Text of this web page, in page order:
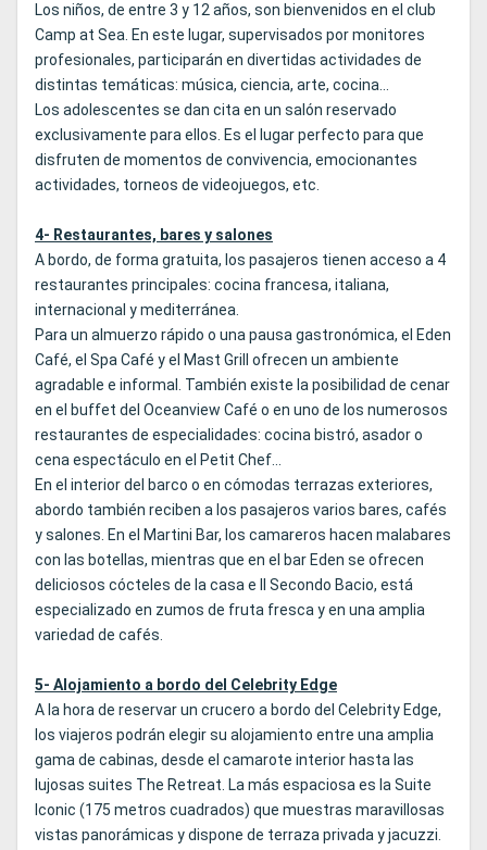
Los niños, de entre 3 y 12 años, son bienvenidos en el club
Camp at Sea. En este lugar, supervisados por monitores
profesionales, participarán en divertidas actividades de
distintas temáticas: música, ciencia, arte, cocina...
Los adolescentes se dan cita en un salón reservado
exclusivamente para ellos. Es el lugar perfecto para que
disfruten de momentos de convivencia, emocionantes
actividades, torneos de videojuegos, etc.
4- Restaurantes, bares y salones
A bordo, de forma gratuita, los pasajeros tienen acceso a 4
restaurantes principales: cocina francesa, italiana,
internacional y mediterránea.
Para un almuerzo rápido o una pausa gastronómica, el Eden
Café, el Spa Café y el Mast Grill ofrecen un ambiente
agradable e informal. También existe la posibilidad de cenar
en el buffet del Oceanview Café o en uno de los numerosos
restaurantes de especialidades: cocina bistró, asador o
cena espectáculo en el Petit Chef...
En el interior del barco o en cómodas terrazas exteriores,
abordo también reciben a los pasajeros varios bares, cafés
y salones. En el Martini Bar, los camareros hacen malabares
con las botellas, mientras que en el bar Eden se ofrecen
deliciosos cócteles de la casa e Il Secondo Bacio, está
especializado en zumos de fruta fresca y en una amplia
variedad de cafés.
5- Alojamiento a bordo del Celebrity Edge
A la hora de reservar un crucero a bordo del Celebrity Edge,
los viajeros podrán elegir su alojamiento entre una amplia
gama de cabinas, desde el camarote interior hasta las
lujosas suites The Retreat. La más espaciosa es la Suite
Iconic (175 metros cuadrados) que muestras maravillosas
vistas panorámicas y dispone de terraza privada y jacuzzi.